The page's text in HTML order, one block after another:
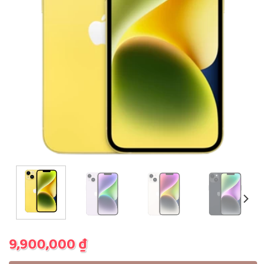
9,900,000₫